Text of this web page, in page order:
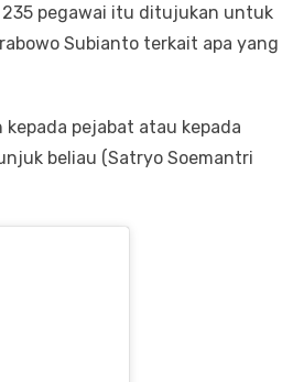
235 pegawai itu ditujukan untuk
Subianto terkait apa yang
kepada pejabat atau kepada
beliau (Satryo Soemantri